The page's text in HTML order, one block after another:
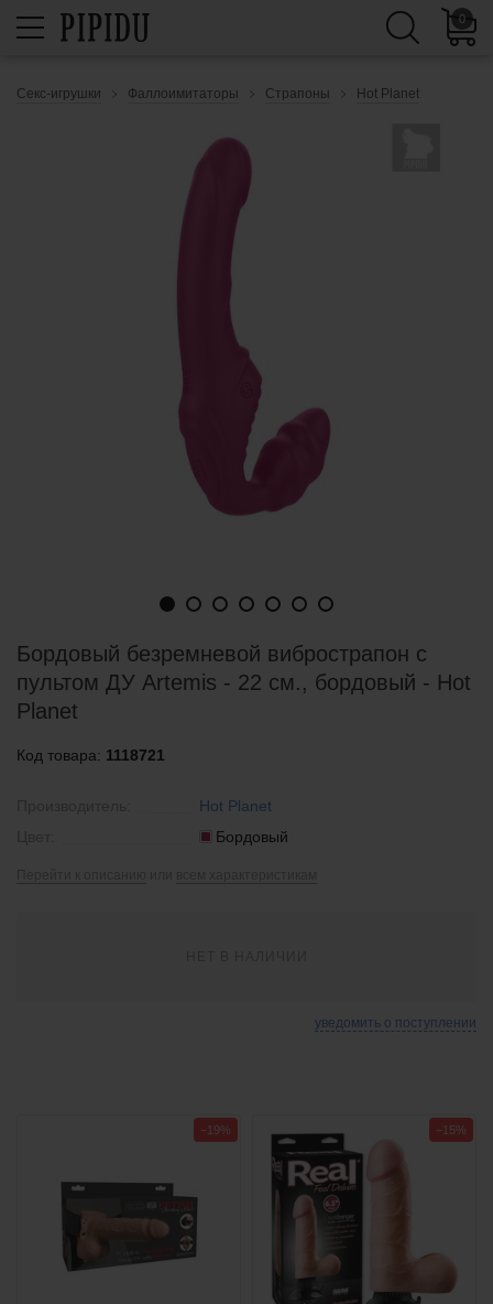
0
Секс-игрушки Фаллоимитаторы Страпоны Hot Planet
Бордовый безремневой вибрострапон с
пультом ДУ Artemis - 22 см., бордовый - Hot
Planet
Код товара: 1118721
Hot Planet
Бордовый
уведомить о поступлении
−19% −15%